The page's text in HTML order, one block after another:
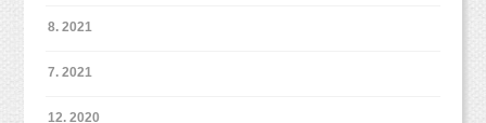
8. 2021
7. 2021
12. 2020